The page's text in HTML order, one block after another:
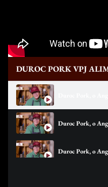
DUROC PORK VPJ
Duroc Pork, o
Duroc Pork, o
Duroc Pork, o